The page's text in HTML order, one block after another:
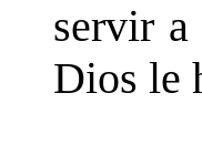
servir
Dios le